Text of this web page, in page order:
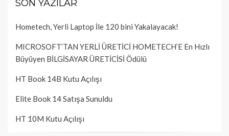
SON YAZILAR
Hometech, Yerli Laptop İle 120 bini Yakalayacak!
MICROSOFT’TAN YERLİ ÜRETİCİ HOMETECH’E En Hızlı
Büyüyen BİLGİSAYAR ÜRETİCİSİ Ödülü
HT Book 14B Kutu Açılışı
Elite Book 14 Satışa Sunuldu
HT 10M Kutu Açılışı